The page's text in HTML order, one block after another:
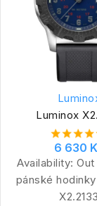
Luminox
6 630
Availability:
pánské
X2.2133